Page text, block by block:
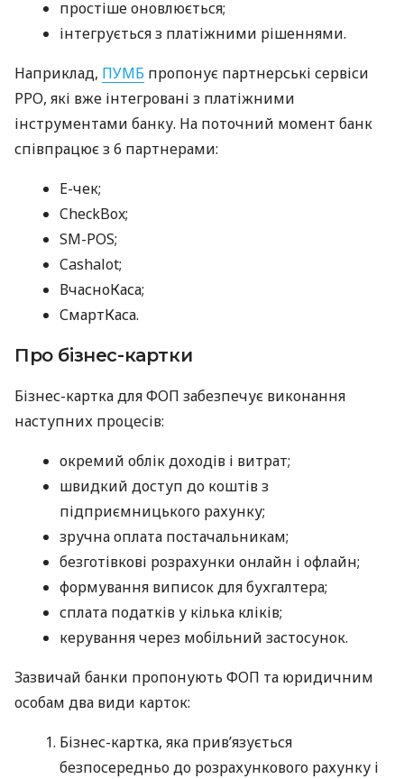
простіше оновлюється;
інтегрується з платіжними рішеннями.
Наприклад, ПУМБ пропонує партнерські сервіси
РРО, які вже інтегровані з платіжними
інструментами банку. На поточний момент банк
співпрацює з 6 партнерами:
E-чек;
CheckBox;
SM-POS;
Cashalot;
ВчасноКаса;
СмартКаса.
Про бізнес-картки
Бізнес-картка для ФОП забезпечує виконання
наступних процесів:
окремий облік доходів і витрат;
швидкий доступ до коштів з
підприємницького рахунку;
зручна оплата постачальникам;
безготівкові розрахунки онлайн і офлайн;
формування виписок для бухгалтера;
сплата податків у кілька кліків;
керування через мобільний застосунок.
Зазвичай банки пропонують ФОП та юридичним
особам два види карток:
Бізнес-картка, яка прив’язується
безпосередньо до розрахункового рахунку і